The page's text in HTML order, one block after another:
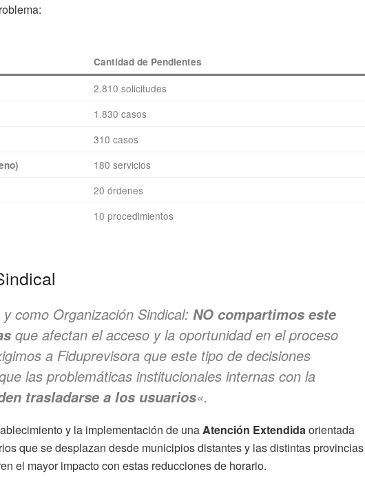
:
Cantidad de Pendientes
2.810 solicitudes
1.830 casos
310 casos
180 servicios
20 órdenes
10 procedimientos
como Organización Sindical: NO compartimos este
que afectan el acceso y la oportunidad en el proceso
a Fiduprevisora que este tipo de decisiones
las problemáticas institucionales internas con la
trasladarse a los usuarios«.
y la implementación de unaAtención Extendidaorientada
que se desplazan desde municipios distantes y las distintas provincias
el mayor impacto con estas reducciones de horario.